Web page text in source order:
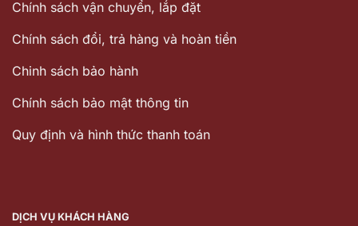
Chính sách vận chuyển, lắp đặt
Chính sách đổi, trả hàng và hoàn tiền
Chinh sách bảo hành
Chính sách bảo mật thông tin
Quy định và hình thức thanh toán
DỊCH VỤ KHÁCH HÀNG